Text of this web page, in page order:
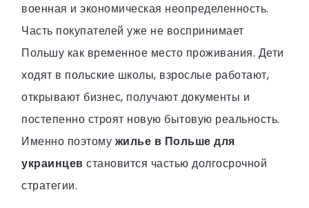
военная и экономическая неопределенность.
Часть покупателей уже не воспринимает
Польшу как временное место проживания. Дети
ходят в польские школы, взрослые работают,
открывают бизнес, получают документы и
постепенно строят новую бытовую реальность.
Именно поэтому жилье в Польше для
украинцев становится частью долгосрочной
стратегии.